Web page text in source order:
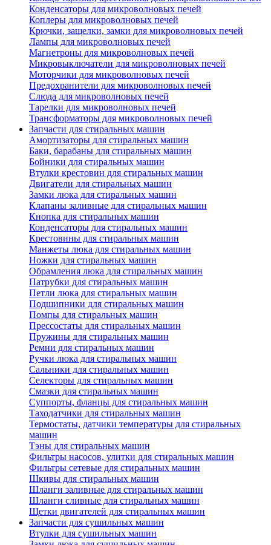
Конденсаторы для микроволновых печей
Коплеры для микроволновых печей
Крючки, защелки, замки для микроволновых печей
Лампы для микроволновых печей
Магнетроны для микроволновых печей
Микровыключатели для микроволновых печей
Моторчики для микроволновых печей
Предохранители для микроволновых печей
Слюда для микроволновых печей
Тарелки для микроволновых печей
Трансформаторы для микроволновых печей
Запчасти для стиральных машин
Амортизаторы для стиральных машин
Баки, барабаны для стиральных машин
Бойники для стиральных машин
Втулки крестовин для стиральных машин
Двигатели для стиральных машин
Замки люка для стиральных машин
Клапаны заливные для стиральных машин
Кнопка для стиральных машин
Конденсаторы для стиральных машин
Крестовины для стиральных машин
Манжеты люка для стиральных машин
Ножки для стиральных машин
Обрамления люка для стиральных машин
Патрубки для стиральных машин
Петли люка для стиральных машин
Подшипники для стиральных машин
Помпы для стиральных машин
Прессостаты для стиральных машин
Пружины для стиральных машин
Ремни для стиральных машин
Ручки люка для стиральных машин
Сальники для стиральных машин
Селекторы для стиральных машин
Смазки для стиральных машин
Суппорты, фланцы для стиральных машин
Таходатчики для стиральных машин
Термостаты, датчики температуры для стиральных
машин
Тэны для стиральных машин
Фильтры насосов, улитки для стиральных машин
Фильтры сетевые для стиральных машин
Шкивы для стиральных машин
Шланги заливные для стиральных машин
Шланги сливные для стиральных машин
Щетки двигателей для стиральных машин
Запчасти для сушильных машин
Втулки для сушильных машин